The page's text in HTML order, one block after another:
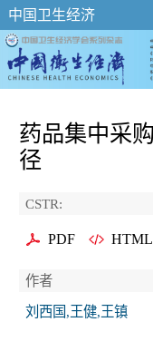
中国卫生经济
药品集中采
径
CSTR:
PDF HTML
作者
刘西国,王健,王镇